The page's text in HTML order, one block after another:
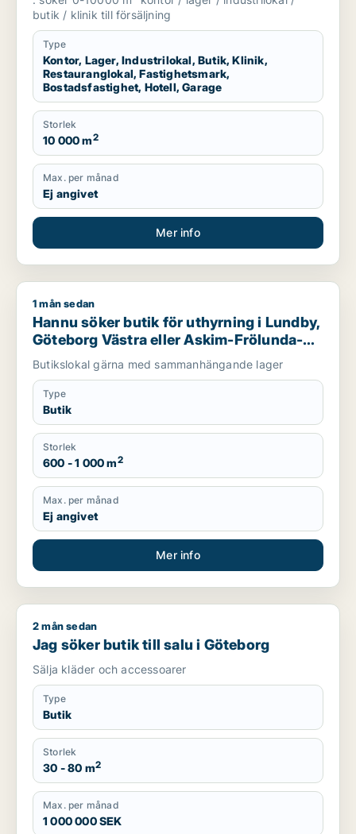
salu i Göteborg
butik / klinik till försäljning
Type
Kontor, Lager, Industrilokal, Butik, Klinik,
Restauranglokal, Fastighetsmark,
Bostadsfastighet, Hotell, Garage
Storlek
10 000 m2
Max. per månad
Ej angivet
Mer info
Hannu söker butik för uthyrning i Lundby, Göteborg Västra
1 mån sedan
Hannu söker butik för uthyrning i Lundby,
Göteborg Västra eller Askim-Frölunda-
Högsbo m.fl.
Butikslokal gärna med sammanhängande lager
Type
Butik
Storlek
600 - 1 000 m2
Max. per månad
Ej angivet
Mer info
Jag söker butik till salu i Göteborg
2 mån sedan
Jag söker butik till salu i Göteborg
Sälja kläder och accessoarer
Type
Butik
Storlek
30 - 80 m2
Max. per månad
1 000 000 SEK